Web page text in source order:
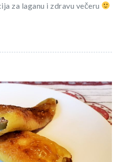
za laganu i zdravu večeru